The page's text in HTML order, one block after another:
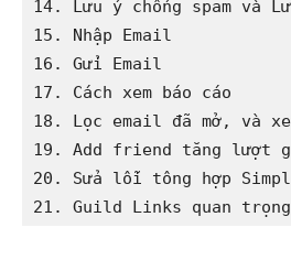
14. Lưu ý chống spam và
15. Nhập Email
16. Gửi Email
17. Cách xem báo cáo
18. Lọc email đã mở, và
19. Add friend tăng lượt
20. Sửa lỗi tông hợp
21. Guild Links quan trọng